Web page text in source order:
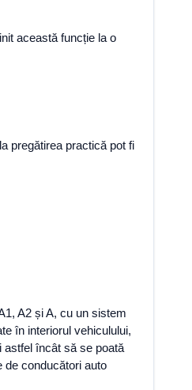
această funcție la o
pregătirea practică pot fi
A2 și A, cu un sistem
în interiorul vehiculului,
astfel încât să se poată
de conducători auto